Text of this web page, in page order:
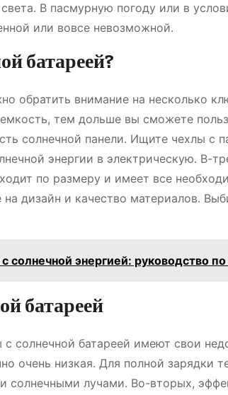
В пасмурную погоду или в
или вовсе невозможной․
батареей?
обратить внимание на несколько
тем дольше вы сможете
солнечной панели․ Ищите чехлы с
энергии в электрическую․ В-
по размеру и имеет все
дизайн и качество материалов․
солнечной энергией: руководство
батареей
солнечной батареей имеют свои
очень низкая․ Для полной зарядки
солнечными лучами․ Во-вторых,